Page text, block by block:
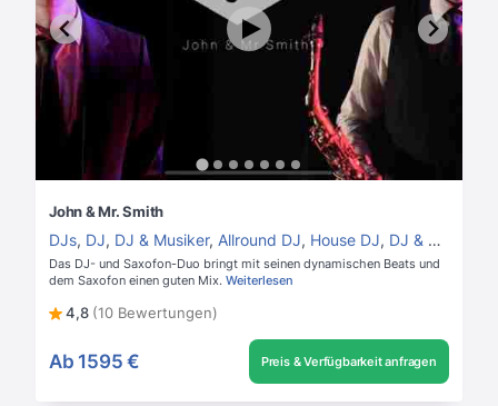
John & Mr. Smith
DJs, DJ, DJ & Musiker, Allround DJ, House DJ, DJ & Saxofon
Das DJ- und Saxofon-Duo bringt mit seinen dynamischen Beats und
dem Saxofon einen guten Mix. Weiterlesen
4,8 (10 Bewertungen)
Ab 1595 € Preis & Verfügbarkeit anfragen